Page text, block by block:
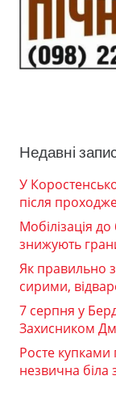
Недавні
У
після
Мобілізація
знижують
Як правильно
сирими,
7 серпня у
Захисником
Росте
незвична біла